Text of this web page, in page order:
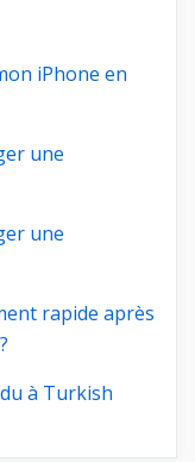
iPhone en
une
une
rapide après
à Turkish